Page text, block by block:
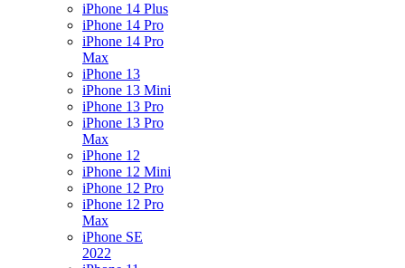
iPhone 14 Plus
iPhone 14 Pro
iPhone 14 Pro
Max
iPhone 13
iPhone 13 Mini
iPhone 13 Pro
iPhone 13 Pro
Max
iPhone 12
iPhone 12 Mini
iPhone 12 Pro
iPhone 12 Pro
Max
iPhone SE
2022